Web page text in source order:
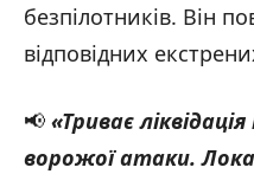
безпілотників. Він
відповідних
📢 «Триває
ворожої атаки.